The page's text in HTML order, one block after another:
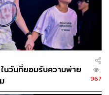
วันที่ยอมรับความพ่าย
967